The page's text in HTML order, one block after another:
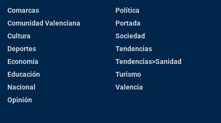
Comarcas
Comunidad Valenciana
Cultura
Deportes
Economía
Educación
Nacional
Opinión
Política
Portada
Sociedad
Tendencias
Tendencias>Sanidad
Turismo
Valencia